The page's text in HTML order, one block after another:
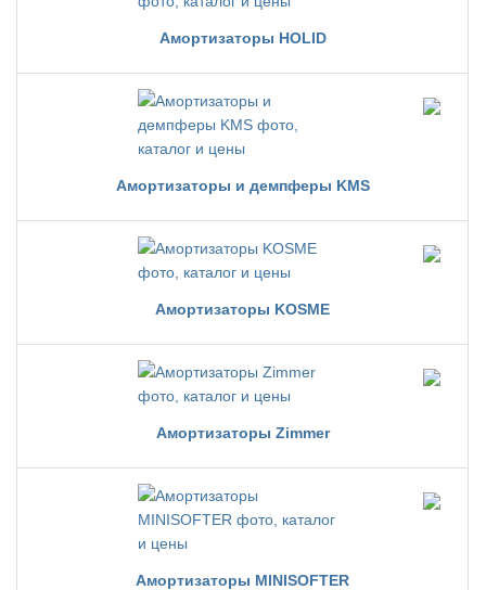
Амортизаторы HOLID
Амортизаторы и демпферы KMS
Амортизаторы KOSME
Амортизаторы Zimmer
Амортизаторы MINISOFTER